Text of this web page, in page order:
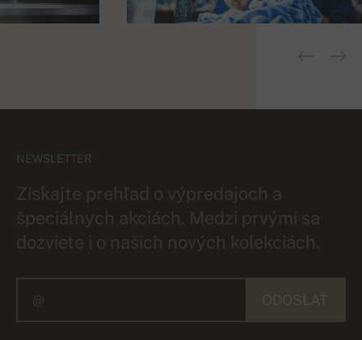
NEWSLETTER
Získajte prehľad o výpredajoch a
špeciálnych akciách. Medzi prvými sa
dozviete i o našich nových kolekciách.